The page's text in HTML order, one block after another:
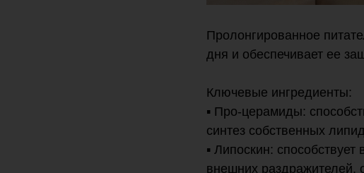
Пролонгированное
дня и обеспечивает ее
Ключевые ингредиенты:
▪️ Про-церамиды:
синтез собственных
▪️ Липоскин:
внешних раздражителей,